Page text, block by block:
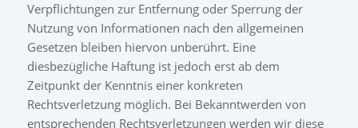
Verpflichtungen zur Entfernung oder Sperrung der
Nutzung von Informationen nach den allgemeinen
Gesetzen bleiben hiervon unberührt. Eine
diesbezügliche Haftung ist jedoch erst ab dem
Zeitpunkt der Kenntnis einer konkreten
Rechtsverletzung möglich. Bei Bekanntwerden von
entsprechenden Rechtsverletzungen werden wir diese